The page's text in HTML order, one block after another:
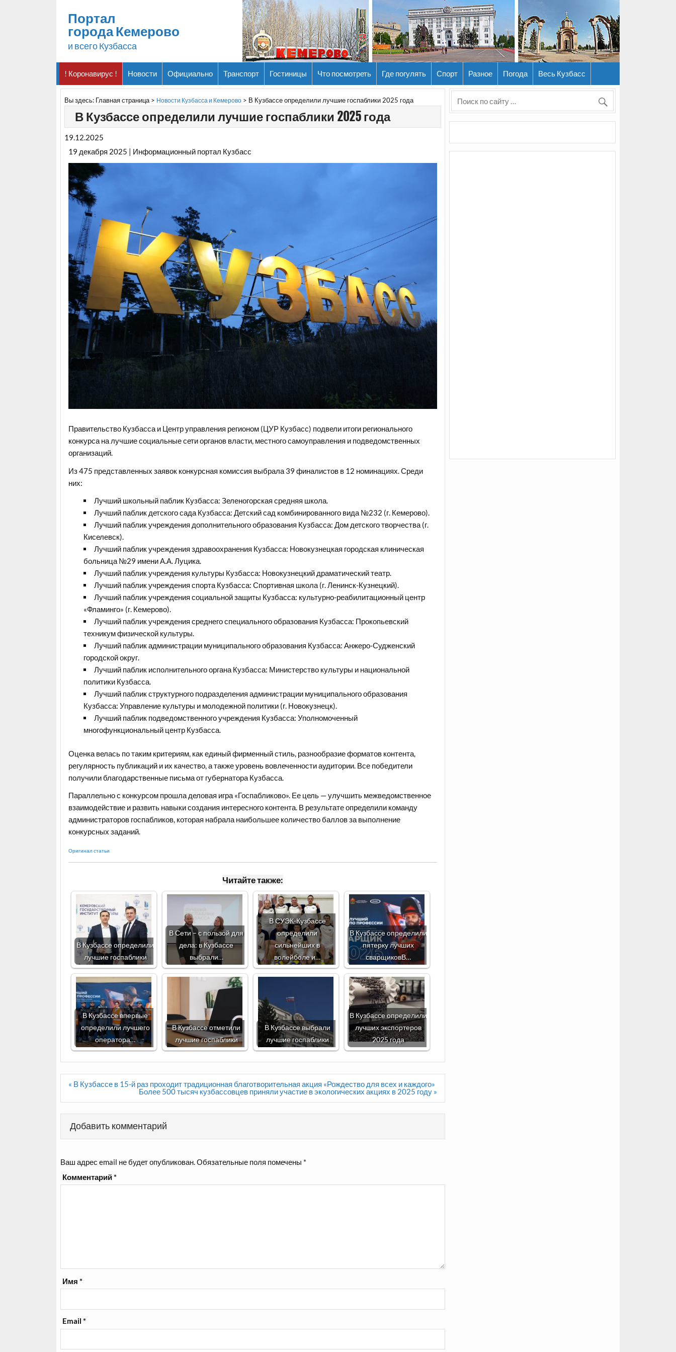
Портал
города Кемерово
и всего Кузбасса
! Коронавирус ! Новости Официально Транспорт Гостиницы Что посмотреть Где погулять Спорт Разное Погода Весь Кузбасс
Вы здесь: Главная страница> Новости Кузбасса и Кемерово > В Кузбассе определили лучшие госпаблики 2025 года
В Кузбассе определили лучшие госпаблики 2025 года
19.12.2025
19 декабря 2025 | Информационный портал Кузбасс
Правительство Кузбасса и Центр управления регионом (ЦУР Кузбасс) подвели итоги регионального
конкурса на лучшие социальные сети органов власти, местного самоуправления и подведомственных
организаций.
Из 475 представленных заявок конкурсная комиссия выбрала 39 финалистов в 12 номинациях. Среди
них:
Лучший школьный паблик Кузбасса: Зеленогорская средняя школа.
Лучший паблик детского сада Кузбасса: Детский сад комбинированного вида №232 (г. Кемерово).
Лучший паблик учреждения дополнительного образования Кузбасса: Дом детского творчества (г.
Киселевск).
Лучший паблик учреждения здравоохранения Кузбасса: Новокузнецкая городская клиническая
больница №29 имени А.А. Луцика.
Лучший паблик учреждения культуры Кузбасса: Новокузнецкий драматический театр.
Лучший паблик учреждения спорта Кузбасса: Спортивная школа (г. Ленинск-Кузнецкий).
Лучший паблик учреждения социальной защиты Кузбасса: культурно-реабилитационный центр
«Фламинго» (г. Кемерово).
Лучший паблик учреждения среднего специального образования Кузбасса: Прокопьевский
техникум физической культуры.
Лучший паблик администрации муниципального образования Кузбасса: Анжеро-Судженский
городской округ.
Лучший паблик исполнительного органа Кузбасса: Министерство культуры и национальной
политики Кузбасса.
Лучший паблик структурного подразделения администрации муниципального образования
Кузбасса: Управление культуры и молодежной политики (г. Новокузнецк).
Лучший паблик подведомственного учреждения Кузбасса: Уполномоченный
многофункциональный центр Кузбасса.
Оценка велась по таким критериям, как единый фирменный стиль, разнообразие форматов контента,
регулярность публикаций и их качество, а также уровень вовлеченности аудитории. Все победители
получили благодарственные письма от губернатора Кузбасса.
Параллельно с конкурсом прошла деловая игра «Госпабликово». Ее цель — улучшить межведомственное
взаимодействие и развить навыки создания интересного контента. В результате определили команду
администраторов госпабликов, которая набрала наибольшее количество баллов за выполнение
конкурсных заданий.
Оригинал статьи
Читайте также:
В Кузбассе определили
лучшие госпаблики
В Сети – с пользой для
дела: в Кузбассе
выбрали…
В СУЭК-Кузбассе
определили
сильнейших в
волейболе и…
В Кузбассе определили
пятерку лучших
сварщиковВ…
В Кузбассе впервые
определили лучшего
оператора…
В Кузбассе отметили
лучшие госпаблики
В Кузбассе выбрали
лучшие госпаблики
В Кузбассе определили
лучших экспортеров
2025 года
Навигация
« В Кузбассе в 15-й раз проходит традиционная благотворительная акция «Рождество для всех и каждого»
Более 500 тысяч кузбассовцев приняли участие в экологических акциях в 2025 году »
Добавить комментарий
Ваш адрес email не будет опубликован. Обязательные поля помечены *
Комментарий*
Имя*
Email*